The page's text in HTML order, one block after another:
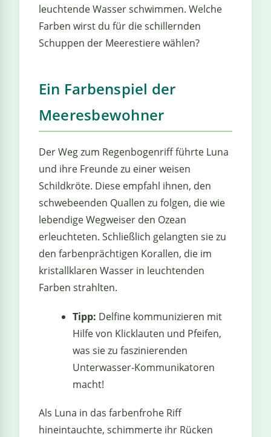
leuchtende Wasser schwimmen. Welche
Farben wirst du für die schillernden
Schuppen der Meerestiere wählen?
Ein Farbenspiel der
Meeresbewohner
Der Weg zum Regenbogenriff führte Luna
und ihre Freunde zu einer weisen
Schildkröte. Diese empfahl ihnen, den
schwebeenden Quallen zu folgen, die wie
lebendige Wegweiser den Ozean
erleuchteten. Schließlich gelangten sie zu
den farbenprächtigen Korallen, die im
kristallklaren Wasser in leuchtenden
Farben strahlten.
Tipp: Delfine kommunizieren mit
Hilfe von Klicklauten und Pfeifen,
was sie zu faszinierenden
Unterwasser-Kommunikatoren
macht!
Als Luna in das farbenfrohe Riff
hineintauchte, schimmerte ihr Rücken